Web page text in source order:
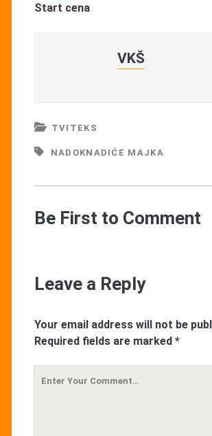
Start cena
VKŠ
TVITEKS
NADOKNADIĆE MAJKA
Be First to Comment
Leave a Reply
Your email address will not be
Required fields are marked *